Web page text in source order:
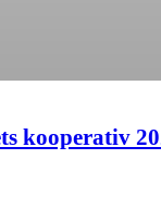
kooperativ